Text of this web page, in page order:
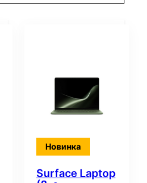
Новинка
Surface Laptop